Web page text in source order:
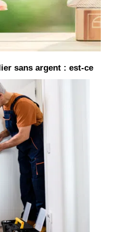
sans argent : est-ce